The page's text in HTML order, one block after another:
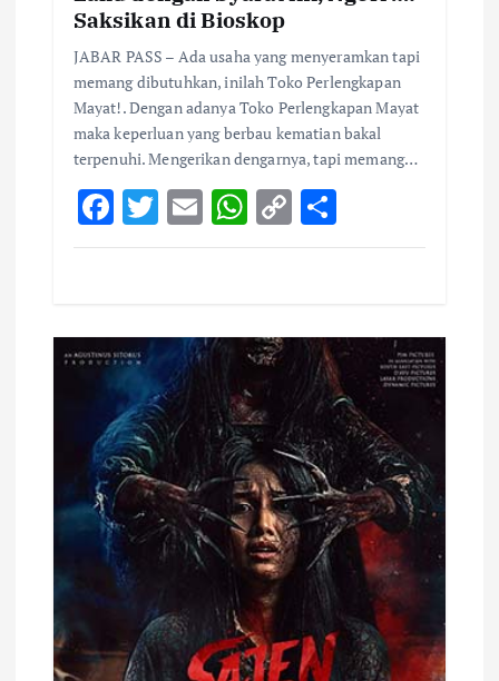
Saksikan di Bioskop
JABAR PASS – Ada usaha yang menyeramkan tapi
memang dibutuhkan, inilah Toko Perlengkapan
Mayat!. Dengan adanya Toko Perlengkapan Mayat
maka keperluan yang berbau kematian bakal
terpenuhi. Mengerikan dengarnya, tapi memang…
F
ac
o
o
k
T
w
r
E
m
W
h
A
p
p
C
o
Li
n
k
S
h